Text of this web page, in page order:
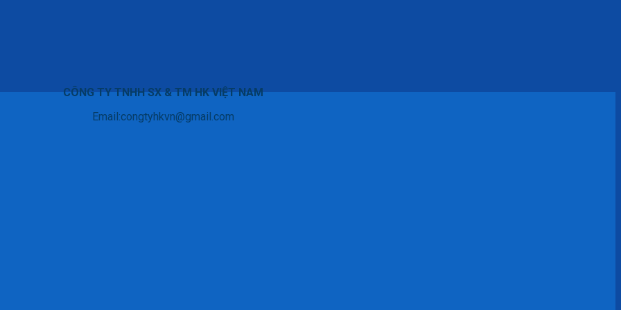
CÔNG TY TNHH SX & TM HK VIỆT NAM
Email:congtyhkvn@gmail.com